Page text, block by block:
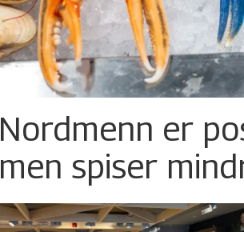
Nordmenn er
men spiser